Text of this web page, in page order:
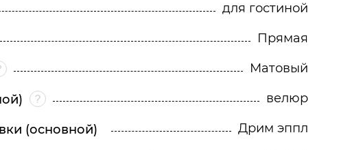
для гостиной
Прямая
Матовый
велюр
(основной) Дрим эппл